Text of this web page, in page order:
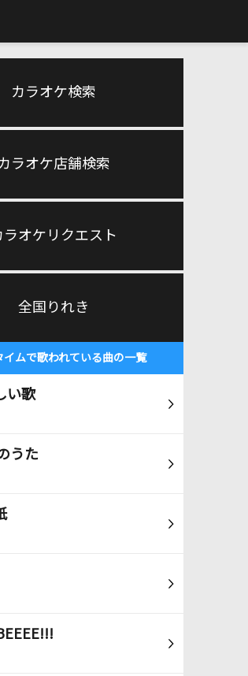
カラオケ検索
ラオケ店舗検索
ラオケリクエスト
全国りれき
イムで歌われている曲の一覧
い歌
うた